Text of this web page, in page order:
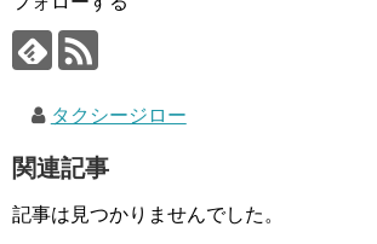
タクシージロー
関連記事
記事は見つかりませんでした。